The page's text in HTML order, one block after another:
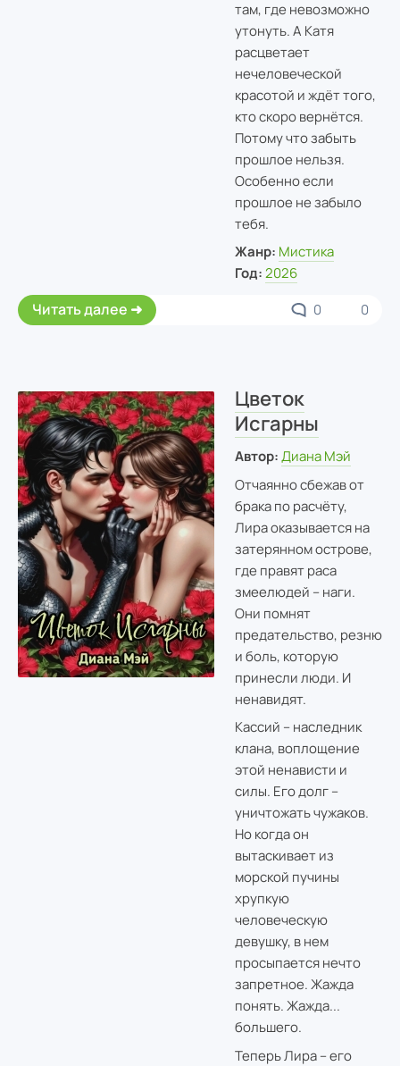
там, где невозможно
утонуть. А Катя
расцветает
нечеловеческой
красотой и ждёт того,
кто скоро вернётся.
Потому что забыть
прошлое нельзя.
Особенно если
прошлое не забыло
тебя.
Жанр: Мистика
Год: 2026
Читать далее 0 0
Цветок
Исгарны
Автор: Диана Мэй
Отчаянно сбежав от
брака по расчёту,
Лира оказывается на
затерянном острове,
где правят раса
змеелюдей – наги.
Они помнят
предательство, резню
и боль, которую
принесли люди. И
ненавидят.
Кассий – наследник
клана, воплощение
этой ненависти и
силы. Его долг –
уничтожать чужаков.
Но когда он
вытаскивает из
морской пучины
хрупкую
человеческую
девушку, в нем
просыпается нечто
запретное. Жажда
понять. Жажда...
большего.
Теперь Лира – его